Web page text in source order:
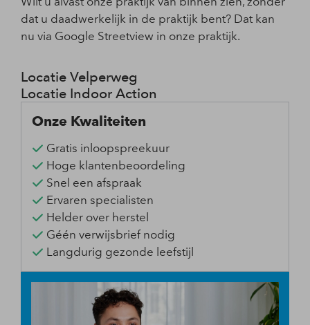
dat u daadwerkelijk in de praktijk bent? Dat kan
nu via Google Streetview in onze praktijk.
Locatie Velperweg
Locatie Indoor Action
Onze Kwaliteiten
Gratis inloopspreekuur
Hoge klantenbeoordeling
Snel een afspraak
Ervaren specialisten
Helder over herstel
Géén verwijsbrief nodig
Langdurig gezonde leefstijl